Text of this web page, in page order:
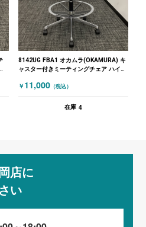
8142UG FBA1 オカムラ(OKAMURA) キ
ャスター付きミーティングチェア ハイチ
￥ 11,000 （税込）
在庫 4
店に
い